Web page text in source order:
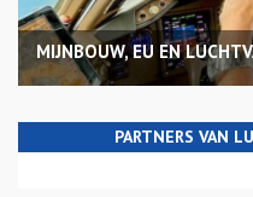
MIJNBOUW, EU EN
PARTNERS VAN